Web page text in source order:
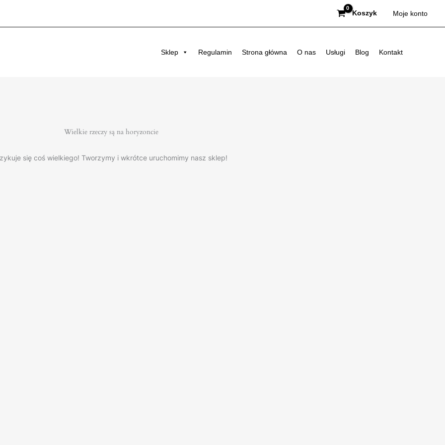
Koszyk Moje konto
Sklep Regulamin Strona główna O nas Usługi Blog Kontakt
Wielkie rzeczy są na horyzoncie
się coś wielkiego! Tworzymy i wkrótce uruchomimy nasz sklep!